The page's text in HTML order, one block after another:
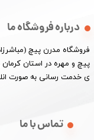
درباره فروشگاه ما
پیچ و مهره در استان
ی خدمت رسانی به صورت
تماس با ما